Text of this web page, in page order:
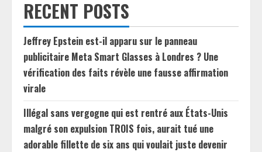
RECENT POSTS
Jeffrey Epstein est-il apparu sur le panneau
publicitaire Meta Smart Glasses à Londres ? Une
vérification des faits révèle une fausse affirmation
virale
Illégal sans vergogne qui est rentré aux États-Unis
malgré son expulsion TROIS fois, aurait tué une
adorable fillette de six ans qui voulait juste devenir